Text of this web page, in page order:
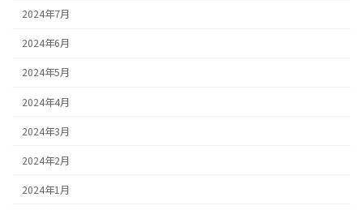
2024年7月
2024年6月
2024年5月
2024年4月
2024年3月
2024年2月
2024年1月